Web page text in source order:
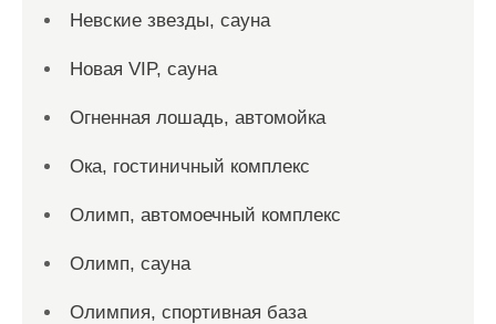
Невские звезды, сауна
Новая VIP, сауна
Огненная лошадь, автомойка
Ока, гостиничный комплекс
Олимп, автомоечный комплекс
Олимп, сауна
Олимпия, спортивная база